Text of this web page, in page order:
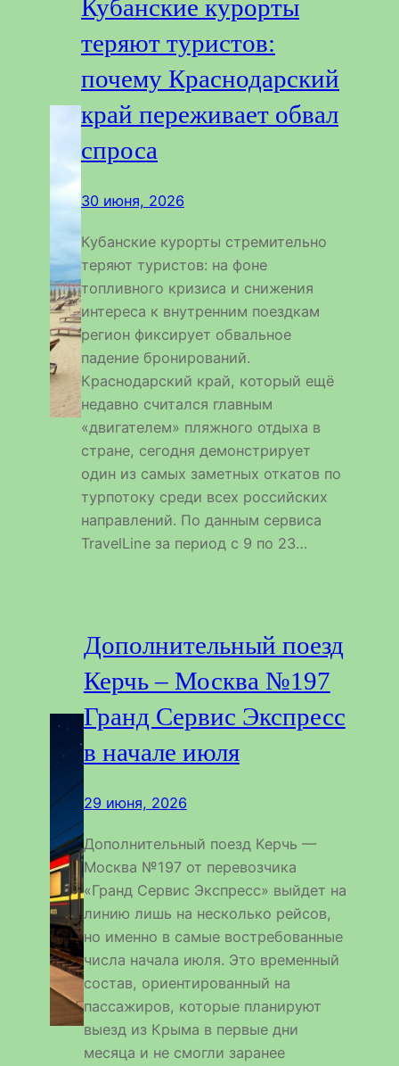
Кубанские курорты
теряют туристов:
почему Краснодарский
край переживает обвал
спроса
30 июня, 2026
Кубанские курорты стремительно
теряют туристов: на фоне
топливного кризиса и снижения
интереса к внутренним поездкам
регион фиксирует обвальное
падение бронирований.
Краснодарский край, который ещё
недавно считался главным
«двигателем» пляжного отдыха в
стране, сегодня демонстрирует
один из самых заметных откатов по
турпотоку среди всех российских
направлений. По данным сервиса
TravelLine за период с 9 по 23…
Дополнительный поезд
Керчь – Москва №197
Гранд Сервис Экспресс
в начале июля
29 июня, 2026
Дополнительный поезд Керчь —
Москва №197 от перевозчика
«Гранд Сервис Экспресс» выйдет на
линию лишь на несколько рейсов,
но именно в самые востребованные
числа начала июля. Это временный
состав, ориентированный на
пассажиров, которые планируют
выезд из Крыма в первые дни
месяца и не смогли заранее